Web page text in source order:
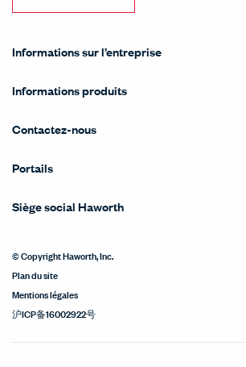
Informations sur l’entreprise
Informations produits
Contactez-nous
Portails
Siège social Haworth
© Copyright Haworth, Inc.
Plan du site
Mentions légales
沪ICP备16002922号